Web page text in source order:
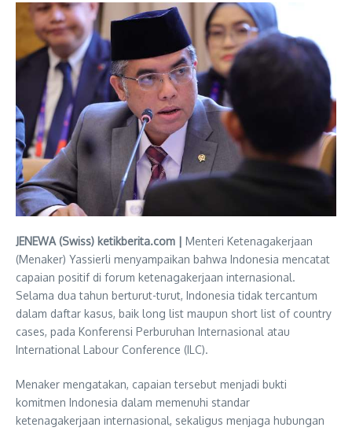
JENEWA (Swiss) ketikberita.com | Menteri Ketenagakerjaan
(Menaker) Yassierli menyampaikan bahwa Indonesia mencatat
capaian positif di forum ketenagakerjaan internasional.
Selama dua tahun berturut-turut, Indonesia tidak tercantum
dalam daftar kasus, baik long list maupun short list of country
cases, pada Konferensi Perburuhan Internasional atau
International Labour Conference (ILC).
Menaker mengatakan, capaian tersebut menjadi bukti
komitmen Indonesia dalam memenuhi standar
ketenagakerjaan internasional, sekaligus menjaga hubungan